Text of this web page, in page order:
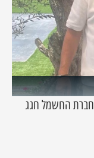
החשמל חגג